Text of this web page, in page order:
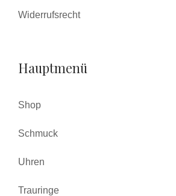
Widerrufsrecht
Hauptmenü
Shop
Schmuck
Uhren
Trauringe